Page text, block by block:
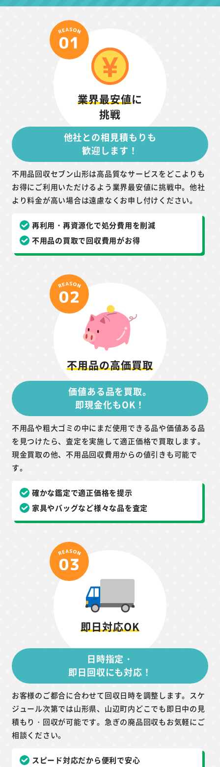
業界最安値に
挑戦
他社との相見積もりも
歓迎します！
不用品回収セブン山形は高品質なサービスをどこよりも
お得にご利用いただけるよう業界最安値に挑戦中。他社
より料金が高い場合は遠慮なくお申し付けください。
再利用・再資源化で処分費用を削減
不用品の買取で回収費用がお得
不用品の高価買取
価値ある品を買取。
即現金化もOK！
不用品や粗大ゴミの中にまだ使用できる品や価値ある品
を見つけたら、査定を実施して適正価格で買取します。
現金買取の他、不用品回収費用からの値引きも可能で
す。
確かな鑑定で適正価格を提示
家具やバッグなど様々な品を査定
即日対応OK
日時指定・
即日回収にも対応！
お客様のご都合に合わせて回収日時を調整します。スケ
ジュール次第では山形県、山辺町内どこでも即日中の見
積もり・回収が可能です。急ぎの廃品回収もお気軽にご
相談ください。
スピード対応だから便利で安心